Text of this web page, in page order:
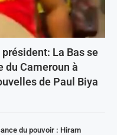
La Bas se
du Cameroun à
de Paul Biya
du pouvoir : Hiram